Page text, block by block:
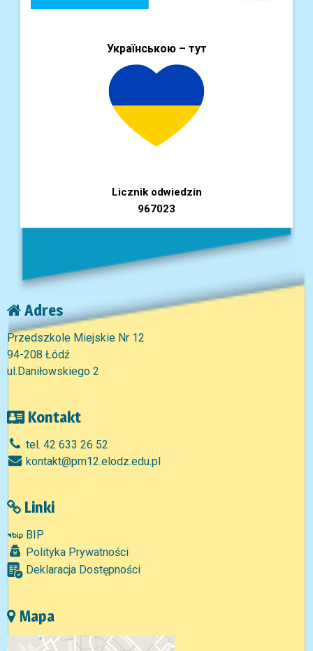
Українською – тут
Licznik odwiedzin
967023
Adres
Przedszkole Miejskie Nr 12
94-208 Łódź
ul.Daniłowskiego 2
Kontakt
tel. 42 633 26 52
kontakt@pm12.elodz.edu.pl
Linki
BIP
Polityka Prywatności
Deklaracja Dostępności
Mapa